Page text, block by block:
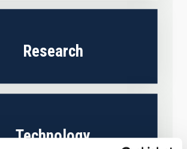
Research
Technology